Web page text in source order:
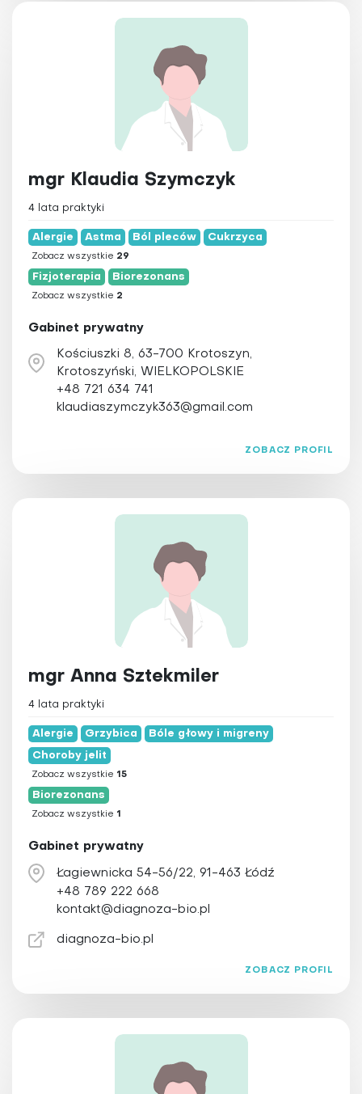
mgr Klaudia Szymczyk
4 lata praktyki
Alergie Astma Ból pleców Cukrzyca
Zobacz wszystkie 29
Fizjoterapia Biorezonans
Zobacz wszystkie 2
Gabinet prywatny
Kościuszki 8, 63-700 Krotoszyn,
Krotoszyński, WIELKOPOLSKIE
+48 721 634 741
klaudiaszymczyk363@gmail.com
ZOBACZ PROFIL
mgr Anna Sztekmiler
4 lata praktyki
Alergie Grzybica Bóle głowy i migreny
Choroby jelit
Zobacz wszystkie 15
Biorezonans
Zobacz wszystkie 1
Gabinet prywatny
Łagiewnicka 54-56/22, 91-463 Łódź
+48 789 222 668
kontakt@diagnoza-bio.pl
diagnoza-bio.pl
ZOBACZ PROFIL